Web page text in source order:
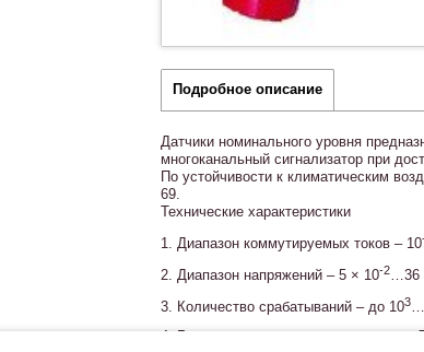
Подробное описание
Датчики номинального уровня
многоканальный сигнализатор при
По устойчивости к климатическим
69.
Технические характеристики
1. Диапазон коммутируемых токов – 10
2. Диапазон напряжений – 5 × 10-2…36
3. Количество срабатываний – до 103
4. Габаритные размеры: длина штанги